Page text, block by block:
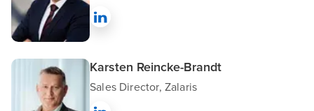
Karsten Reincke-Brandt
Sales Director, Zalaris